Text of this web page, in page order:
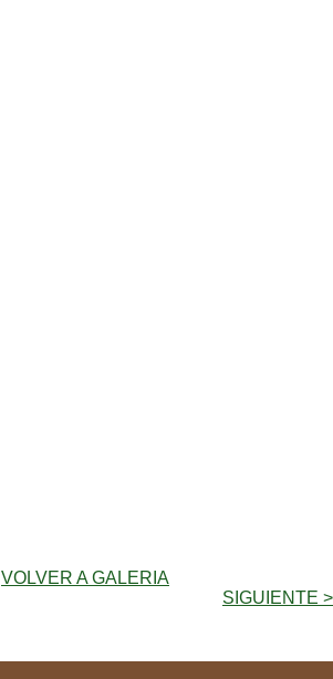
VOLVER A GALERIA
SIGUIENTE >